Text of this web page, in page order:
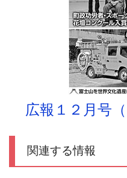
広報１２月号
関連する情報